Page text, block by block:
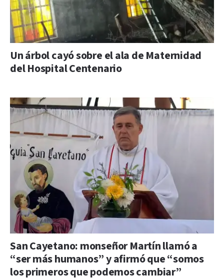
Un árbol cayó sobre el ala de Maternidad
del Hospital Centenario
San Cayetano: monseñor Martín llamó a
“ser más humanos” y afirmó que “somos
los primeros que podemos cambiar”